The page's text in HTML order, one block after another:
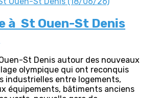
à St Ouen-St Denis
St Denis autour des nouveaux
olympique qui ont reconquis
industrielles entre logements,
équipements, bâtiments anciens